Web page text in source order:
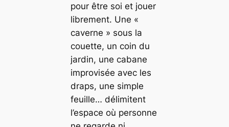
pour être soi et jouer
librement. Une «
caverne » sous la
couette, un coin du
jardin, une cabane
improvisée avec les
draps, une simple
feuille… délimitent
l’espace où personne